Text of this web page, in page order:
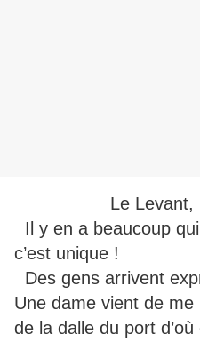
Le Levant,
Il y en a beaucoup
c’est unique !
Des gens arrivent
Une dame vient de
de la dalle du port